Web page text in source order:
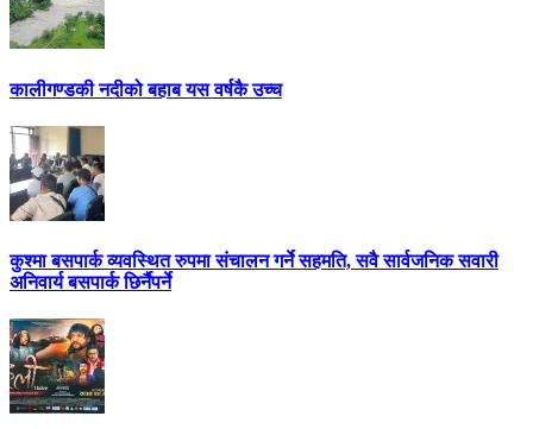
कालीगण्डकी नदीको बहाब यस वर्षकै उच्च
कुश्मा बसपार्क व्यवस्थित रुपमा संचालन गर्ने सहमति, सवै सार्वजनिक सवारी
अनिवार्य बसपार्क छिर्नैपर्ने